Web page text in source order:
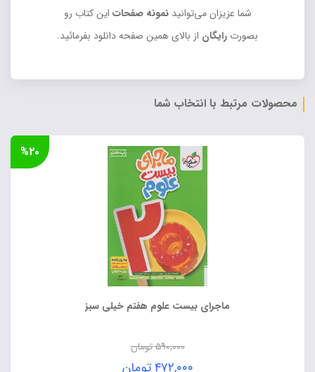
شما عزیزان می‌توانیدنمونه صفحات این کتاب رو
بصورت رایگان از بالای همین صفحه دانلود بفرمائید.
محصولات مرتبط با انتخاب شما
ماجرای بیست علوم هفتم خیلی سبز
۵۹۰,۰۰۰تومان
قیمت۴۷۲,۰۰۰تومان
%۲۰